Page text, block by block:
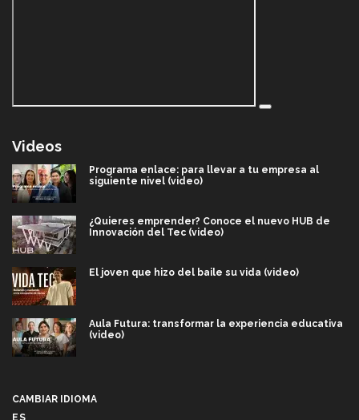
Videos
Programa enlace: para llevar a tu empresa al
siguiente nivel (video)
¿Quieres emprender? Conoce el nuevo HUB de
Innovación del Tec (video)
El joven que hizo del baile su vida (video)
Aula Futura: transformar la experiencia educativa
(video)
CAMBIAR IDIOMA
ES